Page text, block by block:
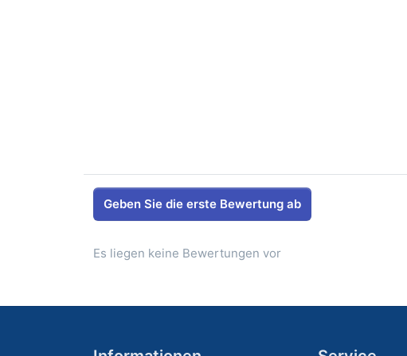
Geben Sie die erste Bewertung ab
Es liegen keine Bewertungen vor